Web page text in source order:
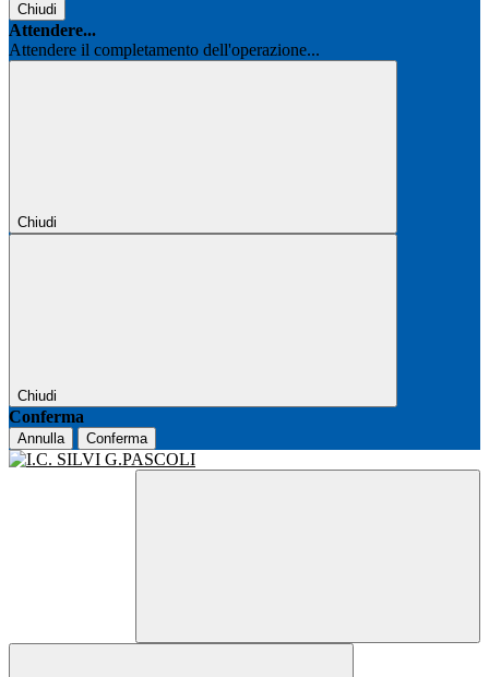
Chiudi
Attendere...
Attendere il completamento dell'operazione...
Chiudi
Chiudi
Conferma
Annulla Conferma